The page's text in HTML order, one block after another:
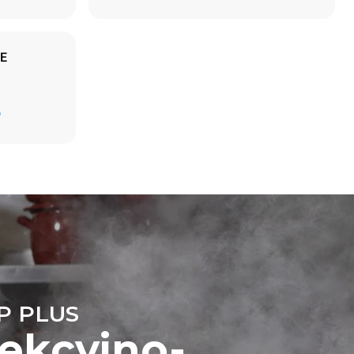
energii
2 godziny przy pustym piecu w
temperaturze 180 °C
PLUS